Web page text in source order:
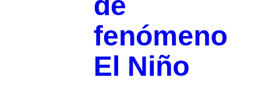
fenómeno
El Niño